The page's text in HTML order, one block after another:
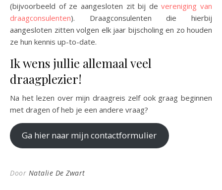
(bijvoorbeeld of ze aangesloten zit bij devereniging van
draagconsulenten). Draagconsulenten die hierbij
aangesloten zitten volgen elk jaar bijscholing en zo houden
ze hun kennis up-to-date.
Ik wens jullie allemaal veel
draagplezier!
Na het lezen over mijn draagreis zelf ook graag beginnen
met dragen of heb je een andere vraag?
Ga hier naar mijn contactformulier
Door Natalie De Zwart